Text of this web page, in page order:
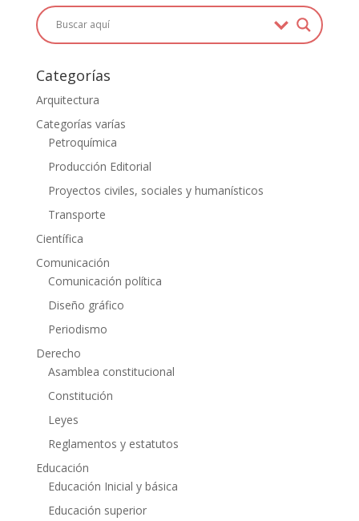
Categorías
Arquitectura
Categorías varías
Petroquímica
Producción Editorial
Proyectos civiles, sociales y humanísticos
Transporte
Científica
Comunicación
Comunicación política
Diseño gráfico
Periodismo
Derecho
Asamblea constitucional
Constitución
Leyes
Reglamentos y estatutos
Educación
Educación Inicial y básica
Educación superior